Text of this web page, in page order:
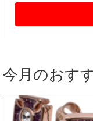
今月のおす